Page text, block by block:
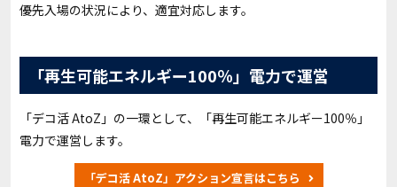
優先入場の状況により、適宜対応します。
「再生可能エネルギー100％」電力で運営
「デコ活 AtoZ」の一環として、「再生可能エネルギー100％」
電力で運営します。
「デコ活 AtoZ」アクション宣言はこちら